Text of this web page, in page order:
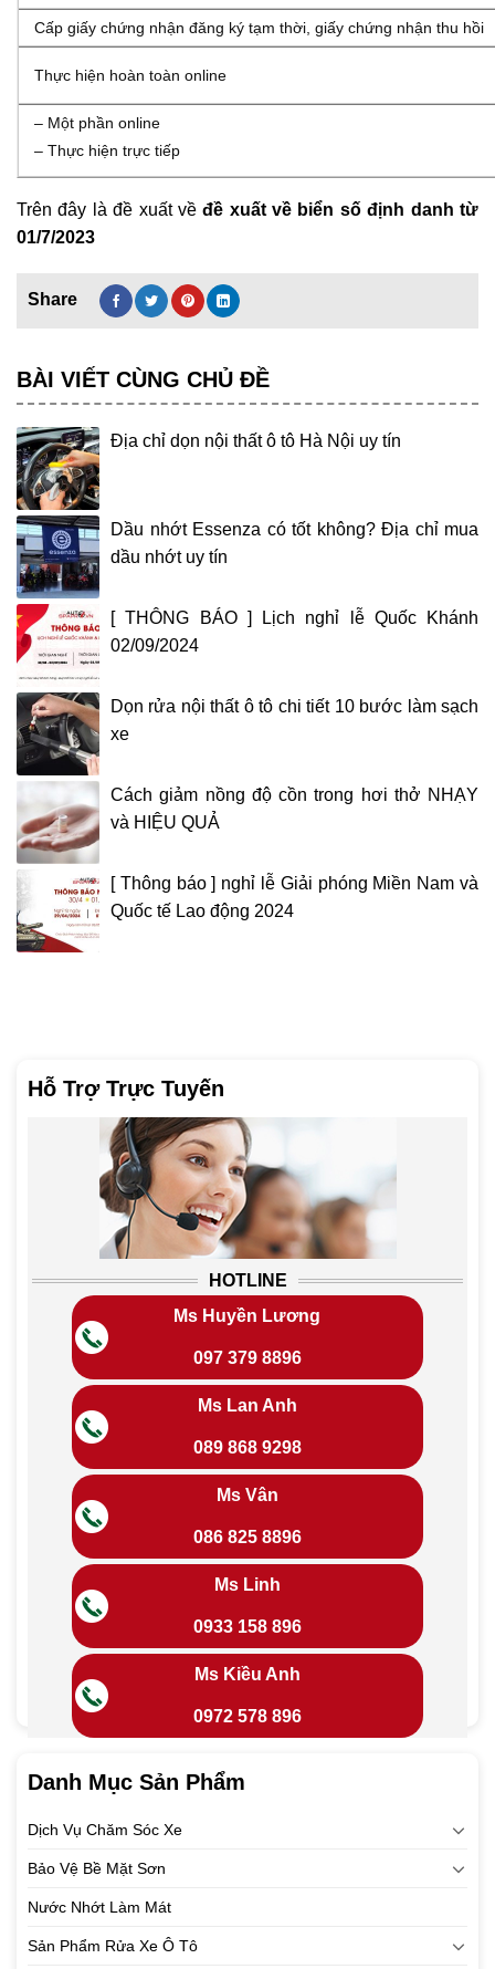
Hỗ Trợ Trực Tuyến
HOTLINE
Ms Huyền Lương
097 379 8896
Ms Lan Anh
089 868 9298
Ms Vân
086 825 8896
Ms Linh
0933 158 896
Ms Kiều Anh
0972 578 896
Danh Mục Sản Phẩm
Dịch Vụ Chăm Sóc Xe
Bảo Vệ Bề Mặt Sơn
Nước Nhớt Làm Mát
Sản Phẩm Rửa Xe Ô Tô
Cấp giấy chứng nhận đăng ký tạm thời, giấy chứng nhận thu hồi
Thực hiện hoàn toàn online
– Một phần online
– Thực hiện trực tiếp
Trên đây là đề xuất về ​đề xuất về biển số định danh từ
01/7/2023
BÀI VIẾT CÙNG CHỦ ĐỀ
Địa chỉ dọn nội thất ô tô Hà Nội uy tín
Dầu nhớt Essenza có tốt không? Địa chỉ mua
dầu nhớt uy tín
[ THÔNG BÁO ] Lịch nghỉ lễ Quốc Khánh
02/09/2024
Dọn rửa nội thất ô tô chi tiết 10 bước làm sạch
xe
Cách giảm nồng độ cồn trong hơi thở NHẠY
và HIỆU QUẢ
[ Thông báo ] nghỉ lễ Giải phóng Miền Nam và
Quốc tế Lao động 2024